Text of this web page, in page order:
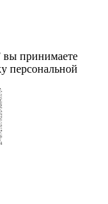
вы принимаете
персональной